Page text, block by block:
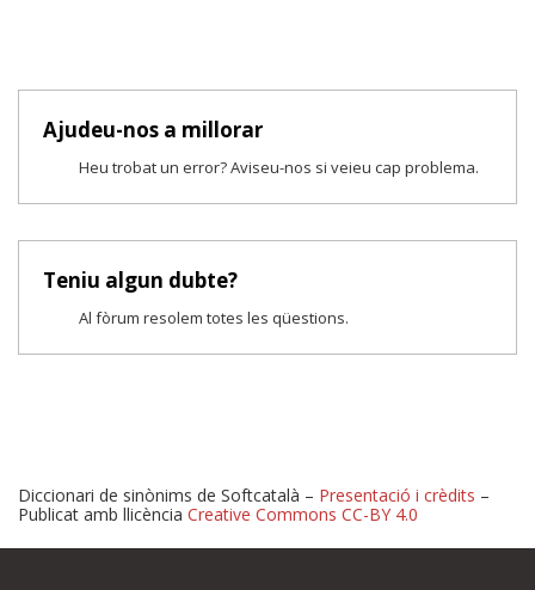
Ajudeu-nos a millorar
Heu trobat un error? Aviseu-nos si veieu cap problema.
Teniu algun dubte?
Al fòrum resolem totes les qüestions.
Diccionari de sinònims de Softcatalà – Presentació i crèdits –
Publicat amb llicència Creative Commons CC-BY 4.0